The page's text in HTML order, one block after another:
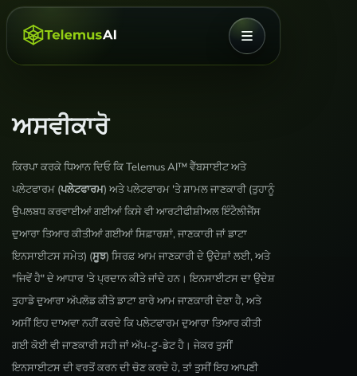
ਮੀਨੂ
ਅਸਵੀਕਾਰੋ
ਕਿਰਪਾ ਕਰਕੇ ਧਿਆਨ ਦਿਓ ਕਿ Telemus AI™ ਵੈੱਬਸਾਈਟ ਅਤੇ
ਪਲੇਟਫਾਰਮ (ਪਲੇਟਫਾਰਮ) ਅਤੇ ਪਲੇਟਫਾਰਮ 'ਤੇ ਸ਼ਾਮਲ ਜਾਣਕਾਰੀ (ਤੁਹਾਨੂੰ
ਉਪਲਬਧ ਕਰਵਾਈਆਂ ਗਈਆਂ ਕਿਸੇ ਵੀ ਆਰਟੀਫੀਸ਼ੀਅਲ ਇੰਟੈਲੀਜੈਂਸ
ਦੁਆਰਾ ਤਿਆਰ ਕੀਤੀਆਂ ਗਈਆਂ ਸਿਫ਼ਾਰਸ਼ਾਂ, ਜਾਣਕਾਰੀ ਜਾਂ ਡਾਟਾ
ਇਨਸਾਈਟਸ ਸਮੇਤ) (ਸੂਝ) ਸਿਰਫ਼ ਆਮ ਜਾਣਕਾਰੀ ਦੇ ਉਦੇਸ਼ਾਂ ਲਈ, ਅਤੇ
"ਜਿਵੇਂ ਹੈ" ਦੇ ਆਧਾਰ 'ਤੇ ਪ੍ਰਦਾਨ ਕੀਤੇ ਜਾਂਦੇ ਹਨ। ਇਨਸਾਈਟਸ ਦਾ ਉਦੇਸ਼
ਤੁਹਾਡੇ ਦੁਆਰਾ ਅੱਪਲੋਡ ਕੀਤੇ ਡਾਟਾ ਬਾਰੇ ਆਮ ਜਾਣਕਾਰੀ ਦੇਣਾ ਹੈ, ਅਤੇ
ਅਸੀਂ ਇਹ ਦਾਅਵਾ ਨਹੀਂ ਕਰਦੇ ਕਿ ਪਲੇਟਫਾਰਮ ਦੁਆਰਾ ਤਿਆਰ ਕੀਤੀ
ਗਈ ਕੋਈ ਵੀ ਜਾਣਕਾਰੀ ਸਹੀ ਜਾਂ ਅੱਪ-ਟੂ-ਡੇਟ ਹੈ। ਜੇਕਰ ਤੁਸੀਂ
ਇਨਸਾਈਟਸ ਦੀ ਵਰਤੋਂ ਕਰਨ ਦੀ ਚੋਣ ਕਰਦੇ ਹੋ, ਤਾਂ ਤੁਸੀਂ ਇਹ ਆਪਣੀ